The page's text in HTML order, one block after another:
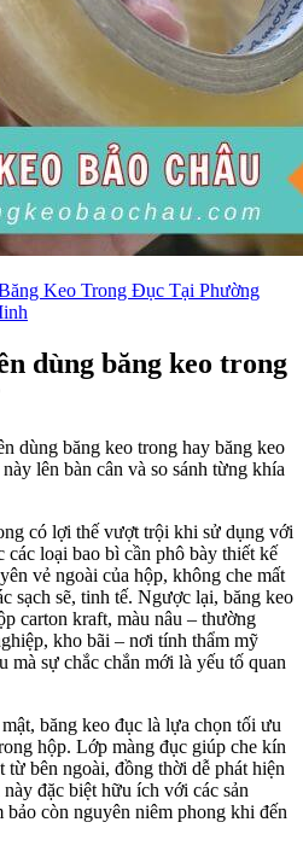
Keo Trong Đục Tại Phường
dùng băng keo trong
dùng băng keo trong hay băng keo
lên bàn cân và so sánh từng khía
có lợi thế vượt trội khi sử dụng với
các loại bao bì cần phô bày thiết kế
vẻ ngoài của hộp, không che mất
sạch sẽ, tinh tế. Ngược lại, băng keo
carton kraft, màu nâu – thường
kho bãi – nơi tính thẩm mỹ
mà sự chắc chắn mới là yếu tố quan
băng keo đục là lựa chọn tối ưu
hộp. Lớp màng đục giúp che kín
từ bên ngoài, đồng thời dễ phát hiện
đặc biệt hữu ích với các sản
bảo còn nguyên niêm phong khi đến